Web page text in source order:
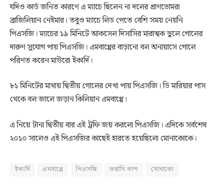
যদিও কার্ড জনিত কারণে এ ম্যাচে ছিলেন না দলের প্রাণভোমরা
ব্রাজিলিয়ান নেইমার। তবুও ম্যাচে লিড পেতে বেশি সময় নেয়নি
পিএসজি। ম্যাচের ১৯ মিনিটে আকসেল দিসাসির মারাত্মক ভুলে গোলের
দারুণ সুযোগ পায় পিএসজি। এমবাপ্পের বাড়ানো বল অনায়াসে গোলে
পরিণত করেন মাউরো ইকার্দি।
৮১ মিনিটের মাথায় দ্বিতীয় গোলের দেখা পায় পিএসজি। ডি মারিয়ার পাস
থেকে বল জালে জড়ান কিলিয়ান এমবাপ্পে।
এ নিয়ে টানা দ্বিতীয় বার এই ট্রফি জয় করলো পিএসজি। এদিকে সর্বশেষ
২০১০ সালেও এই পিএসজির কাছেই হারতে হয়েছিলো মোনাকোকে।
ইকার্দি এমবাপ্পে পিএসজি ফরাসি কাপ মোনাকো